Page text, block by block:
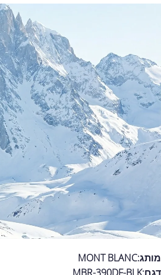
מותג:MONT BLANC